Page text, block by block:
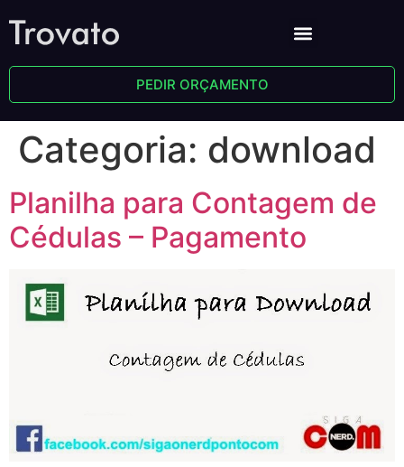
PEDIR ORÇAMENTO
Categoria: download
Planilha para Contagem de
Cédulas – Pagamento